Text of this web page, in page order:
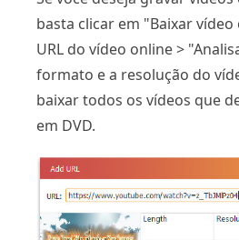
basta clicar em "Baixar
URL do vídeo online >
formato e a resolução do
baixar todos os vídeos que
em DVD.